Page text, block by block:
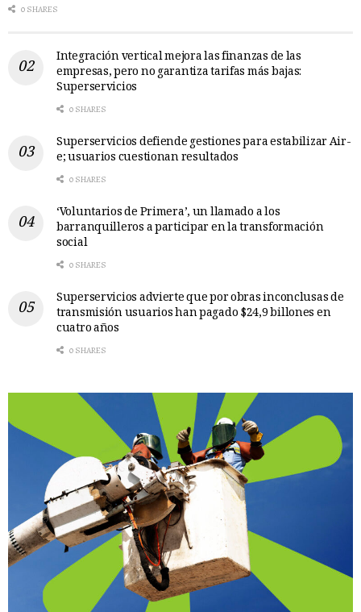
0 SHARES
Integración vertical mejora las finanzas de las
empresas, pero no garantiza tarifas más bajas:
Superservicios
0 SHARES
Superservicios defiende gestiones para estabilizar Air-
e; usuarios cuestionan resultados
0 SHARES
‘Voluntarios de Primera’, un llamado a los
barranquilleros a participar en la transformación
social
0 SHARES
Superservicios advierte que por obras inconclusas de
transmisión usuarios han pagado $24,9 billones en
cuatro años
0 SHARES